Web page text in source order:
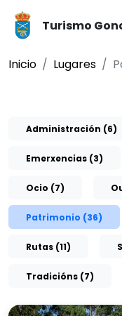
Turismo
Inicio Lugares
Administración (6)
Emerxencias (3)
Ocio (7)
Patrimonio (36)
Rutas (11)
Tradicións (7)